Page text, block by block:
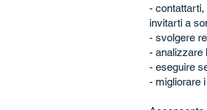
- contattarti,
invitarti a
- svolgere
- analizzare
- eseguire
- migliorare